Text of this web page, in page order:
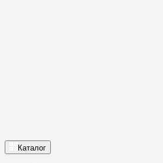
Каталог